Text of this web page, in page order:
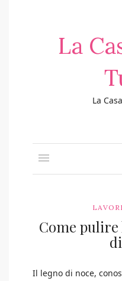
La
La
Come
Il legno di noce,